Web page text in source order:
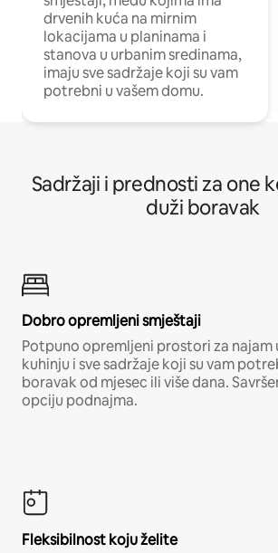
drvenih kuća na mirnim
lokacijama u planinama i
stanova u urbanim sredinama,
imaju sve sadržaje koji su vam
potrebni u vašem domu.
Sadržaji i prednosti za one
duži boravak
Dobro opremljeni smještaji
Potpuno opremljeni prostori za najam
kuhinju i sve sadržaje koji su vam
boravak od mjesec ili više dana.
opciju podnajma.
Fleksibilnost koju želite